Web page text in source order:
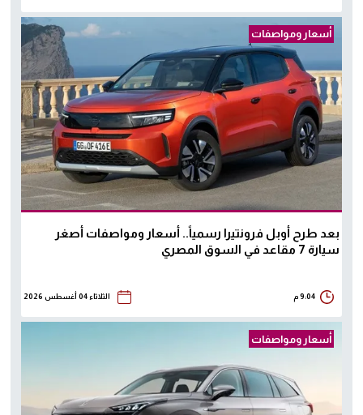
أسعار ومواصفات
بعد طرح أوبل فرونتيرا رسمياً.. أسعار ومواصفات أصغر
سيارة 7 مقاعد في السوق المصري
9:04 م الثلاثاء 04 أغسطس 2026
أسعار ومواصفات